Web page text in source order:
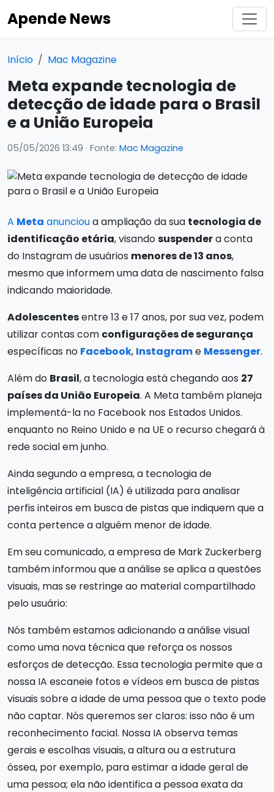
Apende News
Início Mac Magazine
Meta expande tecnologia de
detecção de idade para o Brasil
e a União Europeia
05/05/2026 13:49 · Fonte: Mac Magazine
A Meta anuncioua ampliação da sua tecnologia de
identificação etária, visandosuspendera conta
do Instagram de usuários menores de 13 anos,
mesmo que informem uma data de nascimento falsa
indicando maioridade.
Adolescentesentre 13 e 17 anos, por sua vez, podem
utilizar contas com configurações de segurança
específicas no Facebook, Instagrame Messenger.
Além do Brasil, a tecnologia está chegando aos 27
países da União Europeia. A Meta também planeja
implementá-la no Facebook nos Estados Unidos.
enquanto no Reino Unido e na UE o recurso chegará à
rede social em junho.
Ainda segundo a empresa, a tecnologia de
inteligência artificial (IA) é utilizada para analisar
perfis inteiros em busca de pistas que indiquem que a
conta pertence a alguém menor de idade.
Em seu comunicado, a empresa de Mark Zuckerberg
também informou que a análise se aplica a questões
visuais, mas se restringe ao material compartilhado
pelo usuário:
Nós também estamos adicionando a análise visual
como uma nova técnica que reforça os nossos
esforços de detecção. Essa tecnologia permite que a
nossa IA escaneie fotos e vídeos em busca de pistas
visuais sobre a idade de uma pessoa que o texto pode
não captar. Nós queremos ser claros: isso não é um
reconhecimento facial. Nossa IA observa temas
gerais e escolhas visuais, a altura ou a estrutura
óssea, por exemplo, para estimar a idade geral de
uma pessoa; ela não identifica a pessoa exata da